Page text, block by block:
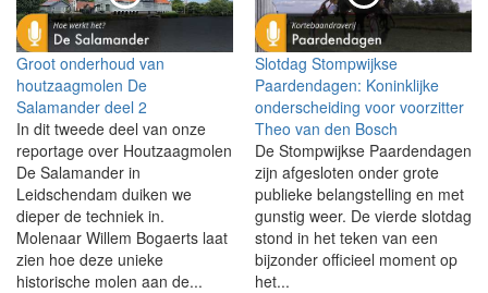
Groot onderhoud van
houtzaagmolen De
Salamander deel 2
In dit tweede deel van onze
reportage over Houtzaagmolen
De Salamander in
Leidschendam duiken we
dieper de techniek in.
Molenaar Willem Bogaerts laat
zien hoe deze unieke
historische molen aan de...
Slotdag Stompwijkse
Paardendagen: Koninklijke
onderscheiding voor voorzitter
Theo van den Bosch
De Stompwijkse Paardendagen
zijn afgesloten onder grote
publieke belangstelling en met
gunstig weer. De vierde slotdag
stond in het teken van een
bijzonder officieel moment op
het...